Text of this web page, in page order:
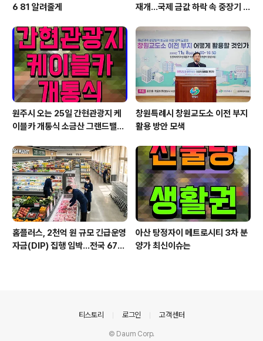
6 81 알려줄게
재개…국제 금값 하락 속 중장기 대
원주시 오는 25일 간현관광지 케
이블카 개통식 소금산 그랜드밸리
창원특례시 창원교도소 이전 부지
활용 방안 모색
홈플러스, 2천억 원 규모 긴급운영
자금(DIP) 집행 임박…전국 67개
아산 탕정자이 메트로시티 3차 분
양가 최신이슈는
티스토리 로그인 고객센터
© Daum Corp.